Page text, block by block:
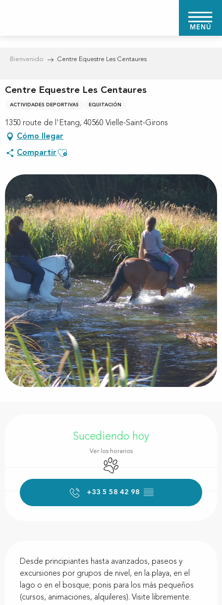
MENÚ
Bienvenido Centre Equestre Les Centaures
Centre Equestre Les Centaures
ACTIVIDADES DEPORTIVAS EQUITACIÓN
1350 route de l'Etang, 40560 Vielle-Saint-Girons
Cómo llegar
Compartir Ajouter aux favoris
Sucediendo hoy
Ver los horarios
Se aceptan animales
+33 5 58 42 98 ▒▒
Desde principiantes hasta avanzados, paseos y
excursiones por grupos de nivel, en la playa, en el
lago o en el bosque; ponis para los más pequeños
(cursos, animaciones, alquileres). Visite libremente.